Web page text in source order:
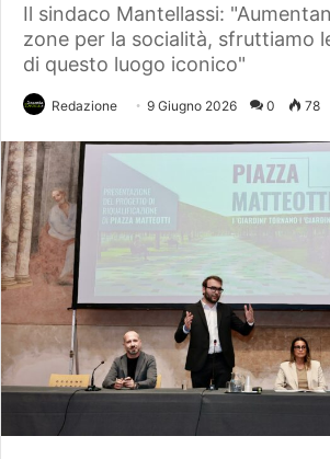
Il sindaco Mantellassi:
zone per la socialità, sfruttiamo
di questo luogo iconico"
Redazione 9 Giugno 2026 0 78